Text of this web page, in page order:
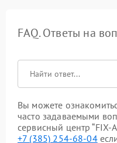
FAQ. Ответы на
Вы можете
часто задаваемыми
сервисный центр “FIX-
+7 (385) 254-68-04